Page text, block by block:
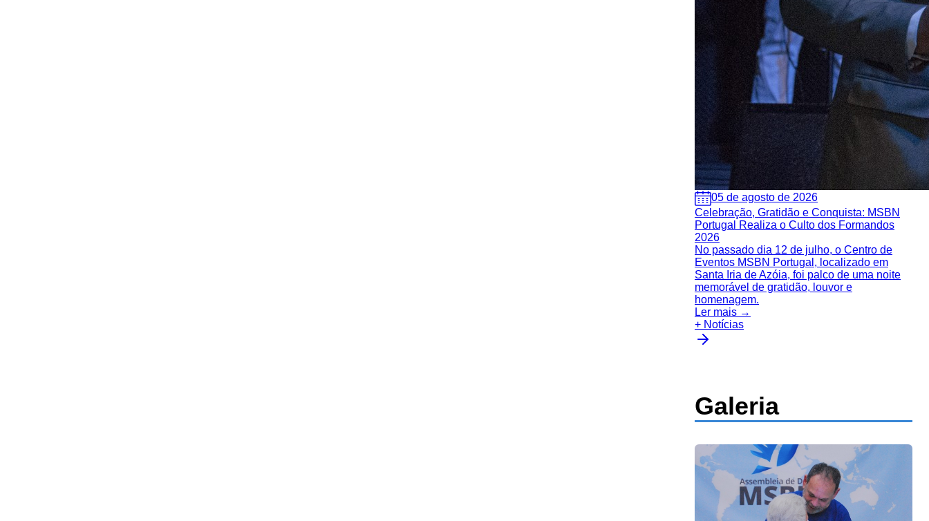
05 de agosto de 2026
Celebração, Gratidão e Conquista: MSBN
Portugal Realiza o Culto dos Formandos
2026
No passado dia 12 de julho, o Centro de
Eventos MSBN Portugal, localizado em
Santa Iria de Azóia, foi palco de uma noite
memorável de gratidão, louvor e
homenagem.
Ler mais →
+ Notícias
Galeria